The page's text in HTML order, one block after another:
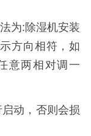
为:除湿机安装
方向相符，如
意两相对调一
动，否则会损